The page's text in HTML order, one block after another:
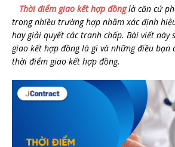
Thời điểm giao kết hợp đồnglà căn cứ
trong nhiều trường hợp nhằm xác định
hay giải quyết các tranh chấp. Bài viết này
giao kết hợp đồng là gì và những điều bạn
thời điểm giao kết hợp đồng.